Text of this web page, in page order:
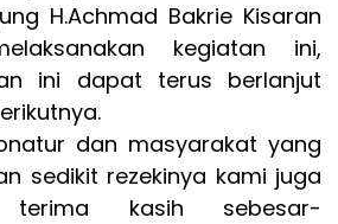
H.Achmad Bakrie Kisaran
kegiatan ini,
ini dapat terus berlanjut
dan masyarakat yang
sedikit rezekinya kami juga
terima kasih sebesar-